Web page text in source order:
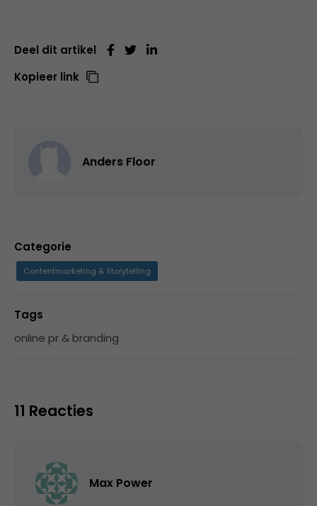
Deel dit artikel
Kopieer link
Anders Floor
Categorie
Contentmarketing & Storytelling
Tags
online pr & branding
11 Reacties
Max Power